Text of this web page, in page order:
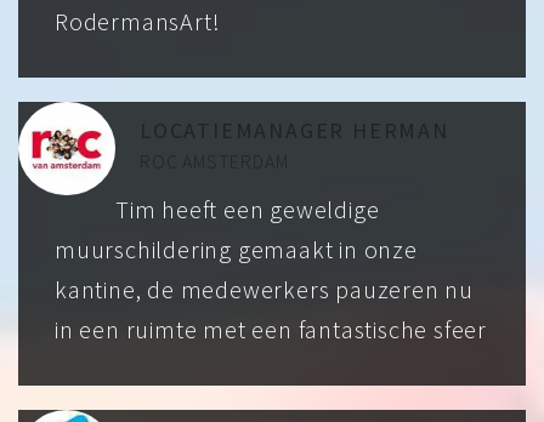
RodermansArt!
LOCATIEMANAGER HERMAN
ROC AMSTERDAM
Tim heeft een geweldige
muurschildering gemaakt in onze
kantine, de medewerkers pauzeren nu
in een ruimte met een fantastische sfeer